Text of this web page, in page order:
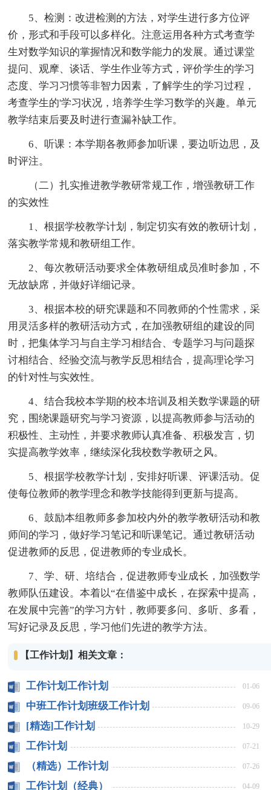
5、检测：改进检测的方法，对学生进行多方位评
价，形式和手段可以多样化。注意运用各种方式考查学
生对数学知识的掌握情况和数学能力的发展。通过课堂
提问、观摩、谈话、学生作业等方式，评价学生的学习
态度、学习习惯等非智力因素，了解学生的学习过程，
考查学生的'学习状况，培养学生学习数学的兴趣。单元
教学结束后要及时进行查漏补缺工作。
6、听课：本学期各教师参加听课，要边听边思，及
时评注。
（二）扎实推进教学教研常规工作，增强教研工作
的实效性
1、根据学校教学计划，制定切实有效的教研计划，
落实教学常规和教研组工作。
2、每次教研活动要求全体教研组成员准时参加，不
无故缺席，并做好详细记录。
3、根据本校的研究课题和不同教师的个性需求，采
用灵活多样的教研活动方式，在加强教研组的建设的同
时，把集体学习与自主学习相结合、专题学习与问题探
讨相结合、经验交流与教学反思相结合，提高理论学习
的针对性与实效性。
4、结合我校本学期的校本培训及相关数学课题的研
究，围绕课题研究与学习资源，以提高教师参与活动的
积极性、主动性，并要求教师认真准备、积极发言，切
实提高教学效率，继续深化我校数学教研之风。
5、根据学校教学计划，安排好听课、评课活动。促
使每位教师的教学理念和教学技能得到更新与提高。
6、鼓励本组教师多参加校内外的教学教研活动和教
师间的学习，做好学习笔记和听课笔记。通过教研活动
促进教师的反思，促进教师的专业成长。
7、学、研、培结合，促进教师专业成长，加强数学
教师队伍建设。本着以“在借鉴中成长，在探索中提高，
在发展中完善”的学习方针，教师要多问、多听、多看，
写好记录及反思，学习他们先进的教学方法。
【工作计划】相关文章：
工作计划工作计划 01-06
中班工作计划班级工作计划 09-06
[精选]工作计划 10-29
工作计划 07-21
（精选）工作计划 07-26
工作计划（经典） 04-09